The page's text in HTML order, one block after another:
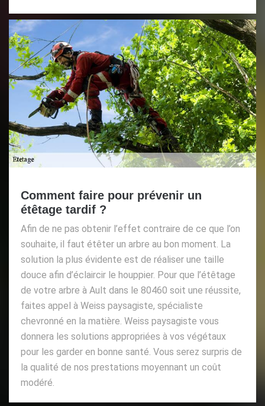
Comment faire pour prévenir un
étêtage tardif ?
Afin de ne pas obtenir l’effet contraire de ce que l’on
souhaite, il faut étêter un arbre au bon moment. La
solution la plus évidente est de réaliser une taille
douce afin d’éclaircir le houppier. Pour que l’étêtage
de votre arbre à Ault dans le 80460 soit une réussite,
faites appel à Weiss paysagiste, spécialiste
chevronné en la matière. Weiss paysagiste vous
donnera les solutions appropriées à vos végétaux
pour les garder en bonne santé. Vous serez surpris de
la qualité de nos prestations moyennant un coût
modéré.